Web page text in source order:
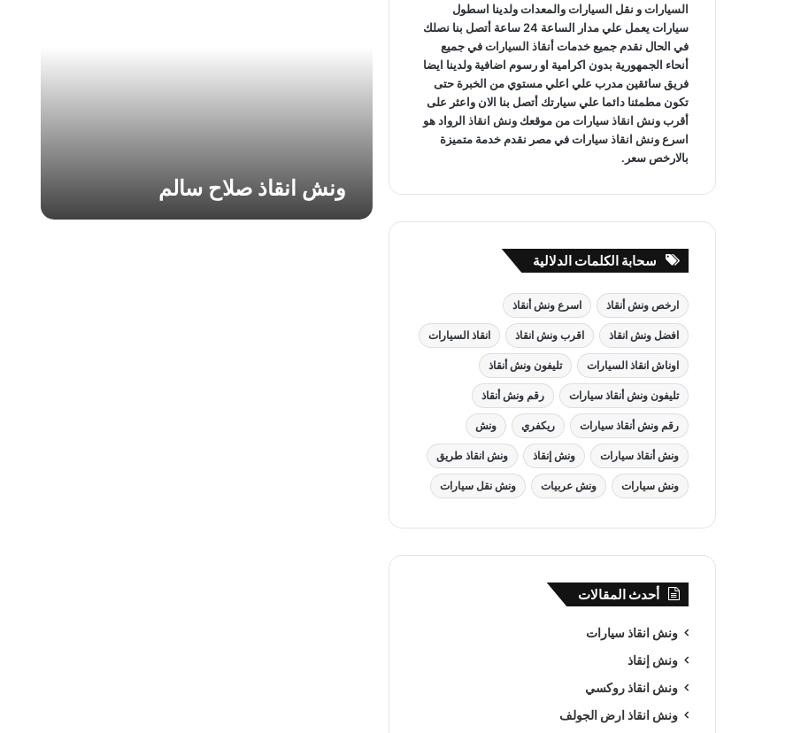
ا
ونش انقاذ صلاح سالم
السياراتو نقل السياراتوالمعدات ولدينا اسطول
سيارات يعمل علي مدار الساعة 24 ساعة أتصل بنا نصلك
في الحال نقدم جميع خدماتأنقاذ السياراتفي جميع
أنحاء الجمهورية بدون اكرامية او رسوم اضافية ولدينا ايضا
فريق سائقين مدرب علي اعلي مستوي من الخبرة حتى
تكون مطمئنا دائما علي سيارتك أتصل بنا الان واعثر على
أقرب ونش انقاذ سياراتمن موقعك ونش انقاذ الرواد هو
اسرع ونش انقاذ سياراتفي مصر نقدم خدمة متميزة
بالارخص سعر.
سحابة الكلمات الدلالية
ارخص ونش أنقاذ اسرع ونش أنقاذ
افضل ونش انقاذ اقرب ونش انقاذ انقاذ السيارات
اوناش انقاذ السيارات تليفون ونش أنقاذ
تليفون ونش أنقاذ سيارات رقم ونش أنقاذ
رقم ونش أنقاذ سيارات ريكفري ونش
ونش أنقاذ سيارات ونش إنقاذ ونش انقاذ طريق
ونش سيارات ونش عربيات ونش نقل سيارات
أحدث المقالات
ونش انقاذ سيارات
ونش إنقاذ
ونش انقاذ روكسي
ونش انقاذ ارض الجولف